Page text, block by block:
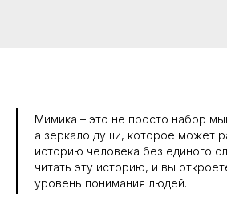
Мимика – это не просто набор
а зеркало души, которое может
историю человека без единого
читать эту историю, и вы
уровень понимания людей.